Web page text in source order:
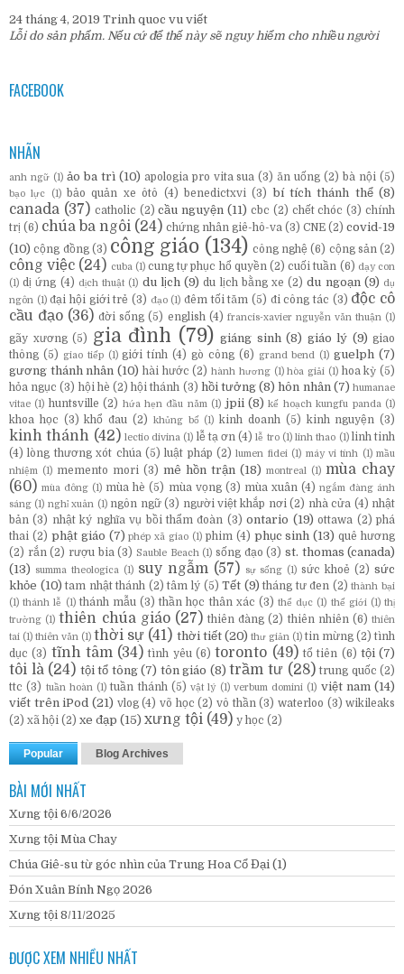
24 tháng 4, 2019 Trinh quoc vu viết
Lỗi do sản phẩm. Nếu cứ để thế này sẽ nguy hiểm cho nhiều người
FACEBOOK
NHÃN
anh ngữ (1) ảo ba trì (10) apologia pro vita sua (3) ăn uống (2) bà nội (5)
bạo lực (1) bảo quản xe ôtô (4) benedictxvi (3) bí tích thánh thể (8)
canada (37) catholic (2) cầu nguyện (11) cbc (2) chết chóc (3) chính
trị (6) chúa ba ngôi (24) chứng nhân giê-hô-va (3) CNE (2) covid-19
(10) cộng đồng (3) công giáo (134) công nghệ (6) cộng sản (2)
công việc (24) cuba (1) cung tự phục hổ quyền (2) cuối tuần (6) dạy con
(1) dị ứng (4) dịch thuật (1) du lịch (9) du lịch bằng xe (2) du ngoạn (9) dụ
ngôn (1) đại hội giới trẻ (3) đạo (1) đêm tối tăm (5) đi công tác (3) độc cô
cầu đạo (36) đời sống (5) english (4) francis-xavier nguyễn văn thuận (1)
gãy xương (5) gia đình (79) giáng sinh (8) giáo lý (9) giao
thông (5) giao tiếp (1) giới tính (4) gò công (6) grand bend (1) guelph (7)
gương thánh nhân (10) hài hước (2) hành hương (1) hòa giải (1) hoa kỳ (5)
hỏa ngục (3) hội hè (2) hội thánh (3) hồi tưởng (8) hôn nhân (7) humanae
vitae (1) huntsville (2) hứa hẹn đầu năm (1) jpii (8) kế hoạch kungfu panda (1)
khoa học (3) khổ đau (2) khủng bố (1) kinh doanh (5) kinh nguyện (3)
kinh thánh (42) lectio divina (1) lễ tạ ơn (4) lễ tro (1) linh thao (1) linh tinh
(4) lòng thương xót chúa (5) luật pháp (2) lumen fidei (1) máy vi tính (1) mầu
nhiệm
(1) memento mori (3) mê hồn trận (18) montreal (1) mùa chay
(60) mùa đông (1) mùa hè (5) mùa vọng (3) mùa xuân (4) ngắm đàng ánh
sáng (1) nghỉ xuân (1) ngôn ngữ (3) người việt khắp nơi (2) nhà cửa (4) nhật
bản (3) nhật ký nghĩa vụ bồi thẩm đoàn (3) ontario (19) ottawa (2) phá
thai (2) phật giáo (7) phép xã giao (1) phim (4) phục sinh (13) quê hương
(2) rắn (2) rượu bia (3) Sauble Beach (1) sống đạo (3) st. thomas (canada)
(13)
summa theologica (1) suy ngẫm (57) sự sống (1) sức khoẻ (2) sức
khỏe (10) tam nhật thánh (2) tâm lý (5) Tết (9) tháng tư đen (2) thành bại
(1) thánh lễ (1) thánh mẫu (3) thần học thân xác (3) thể dục (1) thế giới (1) thị
trường (1) thiên chúa giáo (27) thiên đàng (2) thiên nhiên (6) thiên
tai (1) thiên văn (1) thời sự (41) thời tiết (20) thư giản (1) tin mừng (2) tình
dục (3) tĩnh tâm (34) tình yêu (6) toronto (49) tổ tiên (6) tội (7)
tôi là (24) tội tổ tông (7) tôn giáo (8) trầm tư (28) trung quốc (2)
ttc (3) tuần hoàn (1) tuần thánh (5) vật lý (1) verbum domini (1) việt nam (14)
viết trên iPod (21) vlog (4) võ học (2) vô thần (3) waterloo (3) wikileaks
(2) xã hội (2) xe đạp (15) xưng tội (49) y học (2)
Popular Blog Archives
BÀI MỚI NHẤT
Xưng tội 6/6/2026
Xưng tội Mùa Chay
Chúa Giê-su từ góc nhìn của Trung Hoa Cổ Đại (1)
Đón Xuân Bính Ngọ 2026
Xưng tội 8/11/2025
ĐƯỢC XEM NHIỀU NHẤT